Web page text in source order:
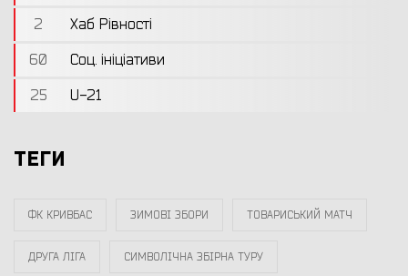
2
Хаб Рівності
60
Соц. ініціативи
25
U-21
ТЕГИ
ФК КРИВБАС ЗИМОВІ ЗБОРИ ТОВАРИСЬКИЙ МАТЧ
ДРУГА ЛІГА СИМВОЛІЧНА ЗБІРНА ТУРУ